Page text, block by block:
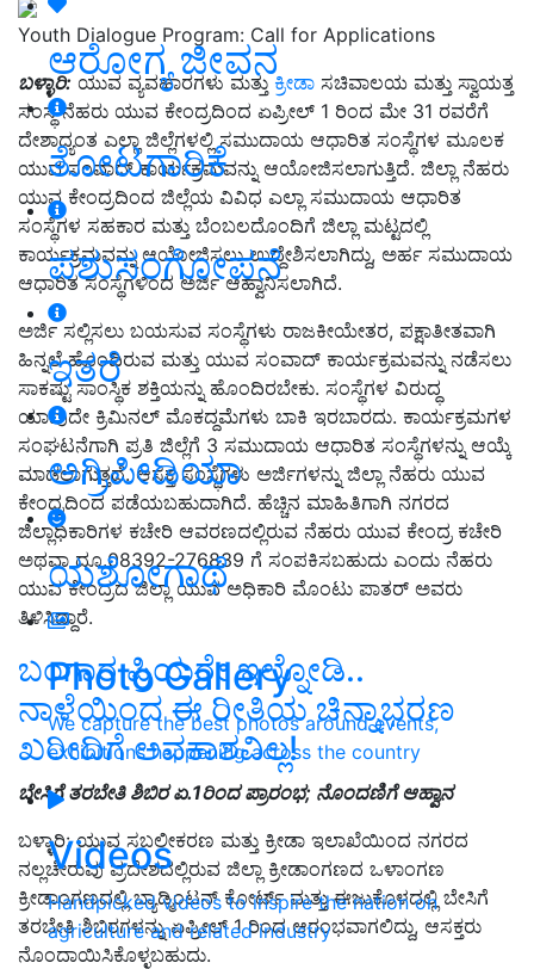
ಆರೋಗ್ಯ ಜೀವನ
ತೋಟಗಾರಿಕೆ
ಪಶುಸಂಗೋಪನೆ
ಇತರೆ
ಅಗ್ರಿಪೀಡಿಯಾ
ಯಶೋಗಾಥೆ
Photo Gallery
We capture the best photos around events,
exhibitions happening across the country
Videos
Handpicked videos to inspire the nation on
agriculture and related industry
Youth Dialogue Program: Call for Applications
ಬಳ್ಳಾರಿ: ಯುವ ವ್ಯವಹಾರಗಳು ಮತ್ತು ಕ್ರೀಡಾ ಸಚಿವಾಲಯ ಮತ್ತು ಸ್ವಾಯತ್ತ
ಸಂಸ್ಥೆ ನೆಹರು ಯುವ ಕೇಂದ್ರದಿಂದ ಏಪ್ರೀಲ್ 1 ರಿಂದ ಮೇ 31 ರವರೆಗೆ
ದೇಶಾದ್ಯಂತ ಎಲ್ಲಾ ಜಿಲ್ಲೆಗಳಲ್ಲಿ ಸಮುದಾಯ ಆಧಾರಿತ ಸಂಸ್ಥೆಗಳ ಮೂಲಕ
ಯುವ ಸಂವಾದ್ ಕಾರ್ಯಕ್ರಮವನ್ನು ಆಯೋಜಿಸಲಾಗುತ್ತಿದೆ. ಜಿಲ್ಲಾ ನೆಹರು
ಯುವ ಕೇಂದ್ರದಿಂದ ಜಿಲ್ಲೆಯ ವಿವಿಧ ಎಲ್ಲಾ ಸಮುದಾಯ ಆಧಾರಿತ
ಸಂಸ್ಥೆಗಳ ಸಹಕಾರ ಮತ್ತು ಬೆಂಬಲದೊಂದಿಗೆ ಜಿಲ್ಲಾ ಮಟ್ಟದಲ್ಲಿ
ಕಾರ್ಯಕ್ರಮವನ್ನು ಆಯೋಜಿಸಲು ಉದ್ದೇಶಿಸಲಾಗಿದ್ದು, ಅರ್ಹ ಸಮುದಾಯ
ಆಧಾರಿತ ಸಂಸ್ಥೆಗಳಿಂದ ಅರ್ಜಿ ಆಹ್ವಾನಿಸಲಾಗಿದೆ.
ಅರ್ಜಿ ಸಲ್ಲಿಸಲು ಬಯಸುವ ಸಂಸ್ಥೆಗಳು ರಾಜಕೀಯೇತರ, ಪಕ್ಷಾತೀತವಾಗಿ
ಹಿನ್ನಲೆ ಹೊಂದಿರುವ ಮತ್ತು ಯುವ ಸಂವಾದ್ ಕಾರ್ಯಕ್ರಮವನ್ನು ನಡೆಸಲು
ಸಾಕಷ್ಟು ಸಾಂಸ್ಥಿಕ ಶಕ್ತಿಯನ್ನು ಹೊಂದಿರಬೇಕು. ಸಂಸ್ಥೆಗಳ ವಿರುದ್ಧ
ಯಾವುದೇ ಕ್ರಿಮಿನಲ್ ಮೊಕದ್ದಮೆಗಳು ಬಾಕಿ ಇರಬಾರದು. ಕಾರ್ಯಕ್ರಮಗಳ
ಸಂಘಟನೆಗಾಗಿ ಪ್ರತಿ ಜಿಲ್ಲೆಗೆ 3 ಸಮುದಾಯ ಆಧಾರಿತ ಸಂಸ್ಥೆಗಳನ್ನು ಆಯ್ಕೆ
ಮಾಡಲಾಗುತ್ತದೆ. ಆಸಕ್ತ ಸಂಸ್ಥೆಗಳು ಅರ್ಜಿಗಳನ್ನು ಜಿಲ್ಲಾ ನೆಹರು ಯುವ
ಕೇಂದ್ರದಿಂದ ಪಡೆಯಬಹುದಾಗಿದೆ. ಹೆಚ್ಚಿನ ಮಾಹಿತಿಗಾಗಿ ನಗರದ
ಜಿಲ್ಲಾಧಿಕಾರಿಗಳ ಕಚೇರಿ ಆವರಣದಲ್ಲಿರುವ ನೆಹರು ಯುವ ಕೇಂದ್ರ ಕಚೇರಿ
ಅಥವಾ ದೂ.08392-276839 ಗೆ ಸಂಪಕಿಸಬಹುದು ಎಂದು ನೆಹರು
ಯುವ ಕೇಂದ್ರದ ಜಿಲ್ಲಾ ಯುವ ಅಧಿಕಾರಿ ಮೊಂಟು ಪಾತರ್ ಅವರು
ತಿಳಿಸಿದ್ದಾರೆ.
ಬಂಗಾರ ಪ್ರಿಯರೇ ಇಲ್ನೋಡಿ..
ನಾಳೆಯಿಂದ ಈ ರೀತಿಯ ಚಿನ್ನಾಭರಣ
ಖರೀದಿಗೆ ಅವಕಾಶವಿಲ್ಲ!
ಬೇಸಿಗೆ ತರಬೇತಿ ಶಿಬಿರ ಏ.1ರಿಂದ ಪ್ರಾರಂಭ; ನೊಂದಣಿಗೆ ಆಹ್ವಾನ
ಬಳ್ಳಾರಿ:ಯುವ ಸಬಲೀಕರಣ ಮತ್ತು ಕ್ರೀಡಾ ಇಲಾಖೆಯಿಂದ ನಗರದ
ನಲ್ಲಚೇರುವು ಪ್ರದೇಶದಲ್ಲಿರುವ ಜಿಲ್ಲಾ ಕ್ರೀಡಾಂಗಣದ ಒಳಾಂಗಣ
ಕ್ರೀಡಾಂಗಣದಲ್ಲಿ ಬ್ಯಾಡ್ಮಿಂಟನ್ ಕೋರ್ಟ್ ಮತ್ತು ಈಜುಕೊಳದಲ್ಲಿ ಬೇಸಿಗೆ
ತರಬೇತಿ ಶಿಬಿರಗಳನ್ನು ಏಪ್ರೀಲ್ 1 ರಿಂದ ಆರಂಭವಾಗಲಿದ್ದು, ಆಸಕ್ತರು
ನೊಂದಾಯಿಸಿಕೊಳ್ಳಬಹುದು.